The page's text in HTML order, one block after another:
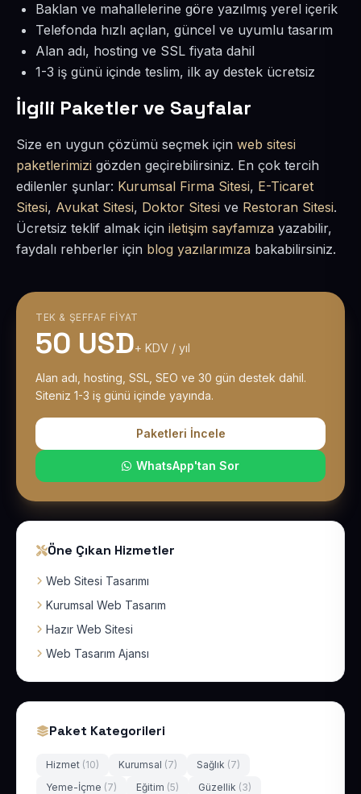
Baklan ve mahallelerine göre yazılmış yerel içerik
Telefonda hızlı açılan, güncel ve uyumlu tasarım
Alan adı, hosting ve SSL fiyata dahil
1-3 iş günü içinde teslim, ilk ay destek ücretsiz
İlgili Paketler ve Sayfalar
Size en uygun çözümü seçmek için web sitesi
paketlerimizi gözden geçirebilirsiniz. En çok tercih
edilenler şunlar: Kurumsal Firma Sitesi, E-Ticaret
Sitesi, Avukat Sitesi, Doktor Sitesi ve Restoran Sitesi.
Ücretsiz teklif almak için iletişim sayfamıza yazabilir,
faydalı rehberler için blog yazılarımıza bakabilirsiniz.
TEK & ŞEFFAF FIYAT
50 USD+ KDV / yıl
Alan adı, hosting, SSL, SEO ve 30 gün destek dahil.
Siteniz 1-3 iş günü içinde yayında.
Paketleri İncele
WhatsApp'tan Sor
Öne Çıkan Hizmetler
Web Sitesi Tasarımı
Kurumsal Web Tasarım
Hazır Web Sitesi
Web Tasarım Ajansı
Paket Kategorileri
Hizmet (10) Kurumsal (7) Sağlık (7)
Yeme-İçme (7) Eğitim (5) Güzellik (3)